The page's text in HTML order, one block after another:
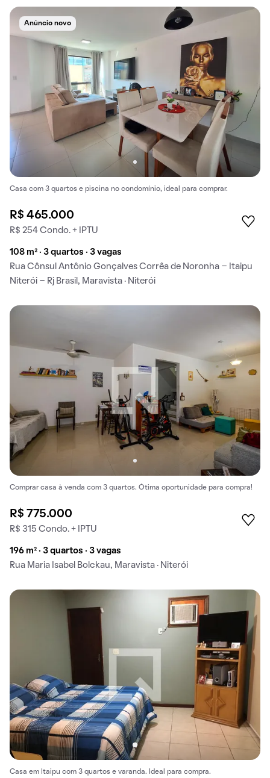
Anúncio novo
Casa com 3 quartos e piscina no condomínio, ideal para comprar.
R$ 465.000
R$ 254 Condo. + IPTU
108 m² · 3 quartos · 3 vagas
Rua Cônsul Antônio Gonçalves Corrêa de Noronha - Itaipu
Niterói - Rj Brasil, Maravista · Niterói
Comprar casa à venda com 3 quartos. Ótima oportunidade para compra!
R$ 775.000
R$ 315 Condo. + IPTU
196 m² · 3 quartos · 3 vagas
Rua Maria Isabel Bolckau, Maravista · Niterói
Casa em Itaipu com 3 quartos e varanda. Ideal para compra.